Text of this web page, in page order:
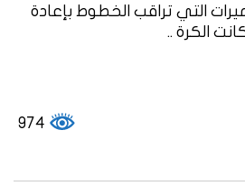
التي تراقب الخطوط بإعادة
الكرة ..